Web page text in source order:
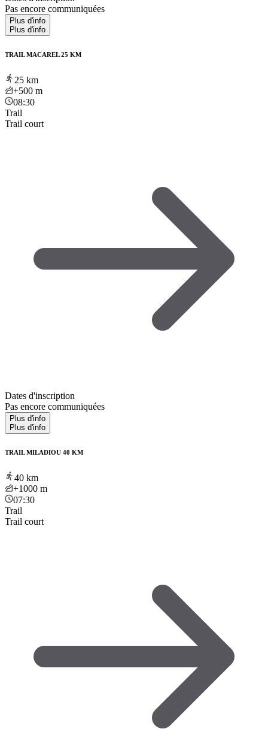
Pas encore communiquées
Plus d'info
Plus d'info
TRAIL MACAREL 25 KM
25 km
+500 m
08:30
Trail
Trail court
Dates d'inscription
Pas encore communiquées
Plus d'info
Plus d'info
TRAIL MILADIOU 40 KM
40 km
+1000 m
07:30
Trail
Trail court